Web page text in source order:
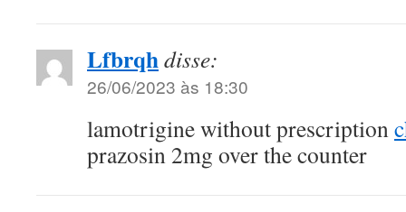
Lfbrqhdisse:
26/06/2023 às 18:30
lamotrigine without prescription
prazosin 2mg over the counter